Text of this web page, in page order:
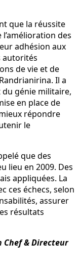
que la réussite
des
adhésion aux
autorités
de vie et de
Il a
génie militaire,
en place de
répondre
le
que des
lieu en 2009. Des
appliquées. La
ces échecs, selon
assurer
résultats
Chef & Directeur